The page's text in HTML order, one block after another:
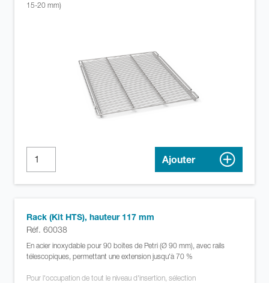
15-20 mm)
Ajouter
Rack (Kit HTS), hauteur 117 mm
Réf. 60038
En acier inoxydable pour 90 boîtes de Petri (Ø 90 mm), avec rails
télescopiques, permettant une extension jusqu'à 70 %
Pour l'occupation de tout le niveau d'insertion, sélection